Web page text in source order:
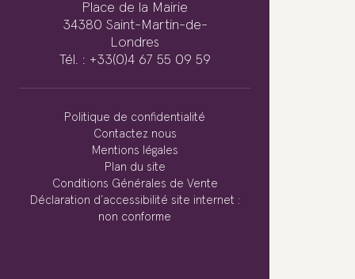
Place de la Mairie
34380 Saint-Martin-de-
Londres
Tél. : +33(0)4 67 55 09 59
Politique de confidentialité
Contactez nous
Mentions légales
Plan du site
Conditions Générales de Vente
Déclaration d’accessibilité site internet :
non conforme